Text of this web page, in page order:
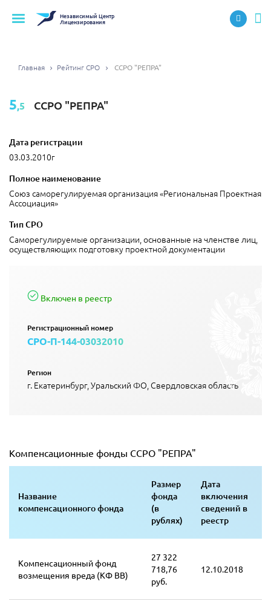
НезависимыйЦентр
Лицензирования
Главная Рейтинг СРО ССРО "РЕПРА"
5,5 ССРО "РЕПРА"
Дата регистрации
03.03.2010г
Полное наименование
Союз саморегулируемая организация «Региональная Проектная
Ассоциация»
Тип СРО
Саморегулируемые организации, основанные на членстве лиц,
осуществляющих подготовку проектной документации
Включен в реестр
Регистрационный номер
СРО-П-144-03032010
Регион
г. Екатеринбург, Уральский ФО, Свердловская область
Компенсационные фонды ССРО "РЕПРА"
Название
компенсационного фонда
Размер
фонда
(в
рублях)
Дата
включения
сведений в
реестр
Компенсационный фонд
возмещения вреда (КФ ВВ)
27 322
718,76
руб.
12.10.2018